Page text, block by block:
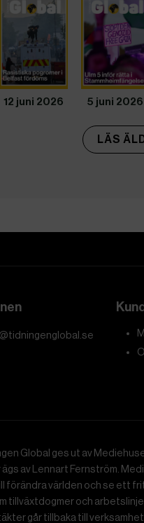
12 juni 2026 5 juni 2026
LÄS
Global ges ut av
ägs av Lennart Fernström.
förändra världen och se ett
tillväxtdogmer och
går tillbaka till